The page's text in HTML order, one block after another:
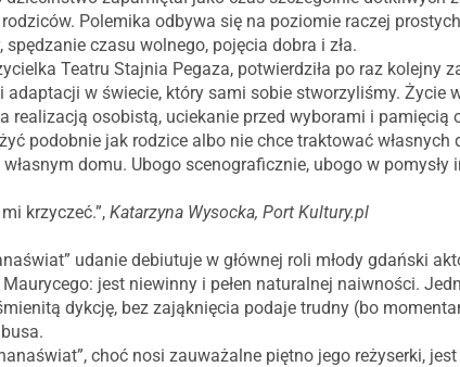
Polemika odbywa się na poziomie raczej
spędzanie czasu wolnego, pojęcia dobra i zła.
Teatru Stajnia Pegaza, potwierdziła po raz kolejny
w świecie, który sami sobie stworzyliśmy. Życie
realizacją osobistą, uciekanie przed wyborami i pamięcią
podobnie jak rodzice albo nie chce traktować
domu. Ubogo scenograficznie, ubogo w
krzyczeć.”, Katarzyna Wysocka, Port Kultury.pl
udanie debiutuje w głównej roli młody gdański
jest niewinny i pełen naturalnej naiwności.
dykcję, bez zająknięcia podaje trudny (bo
choć nosi zauważalne piętno jego reżyserki,